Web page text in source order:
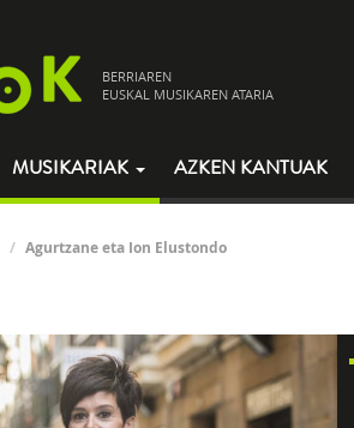
BERRIAREN
EUSKAL MUSIKAREN ATARIA
MUSIKARIAK AZKEN KANTUAK
Agurtzane eta Ion Elustondo